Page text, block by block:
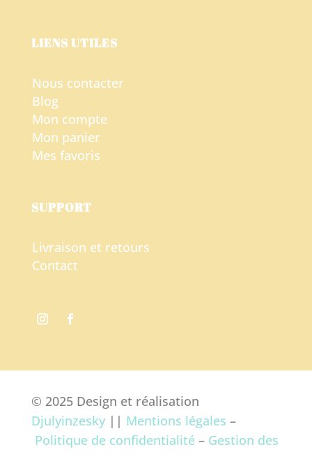
LIENS UTILES
Nous contacter
Blog
Mon compte
Mon panier
Mes favoris
SUPPORT
Livraison et retours
Contact
© 2025 Design et réalisation
Djulyinzesky|| Mentions légales –
Politique de confidentialité– Gestion des